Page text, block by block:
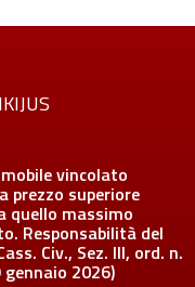
vincolato
prezzo superiore
quello massimo
Responsabilità del
Civ., Sez. III, ord. n.
2026)